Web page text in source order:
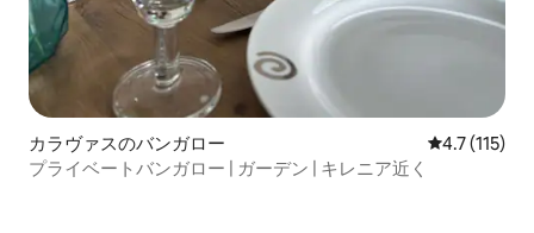
カラヴァスのバンガロー レビュー115
4.7 (115)
プライベートバンガロー | ガーデン | キレニア近く